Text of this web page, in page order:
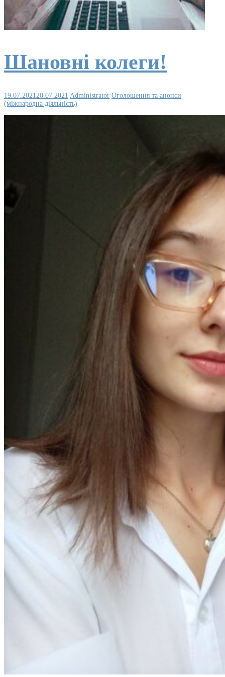
Шановні колеги!
19.07.2021 20.07.2021 Administrator Оголошення та анонси
(міжнародна діяльність)